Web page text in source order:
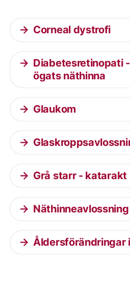
Corneal dystrofi
Diabetesretinopati
ögats näthinna
Glaukom
Grå starr - katarakt
Näthinneavlossning
Åldersförändringar